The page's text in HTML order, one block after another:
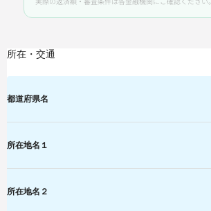
所在・交通
都道府県名
所在地名１
所在地名２